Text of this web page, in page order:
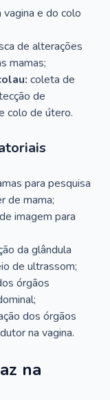
vagina e do colo
de alterações
mamas;
coleta de
de
colo de útero.
para pesquisa
de mama;
imagem para
da glândula
de ultrassom;
órgãos
dos órgãos
na vagina.
na